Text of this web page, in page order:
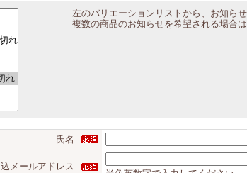
左のバリエーションリストから、お知ら
複数の商品のお知らせを希望される場合
氏名
メールアドレス